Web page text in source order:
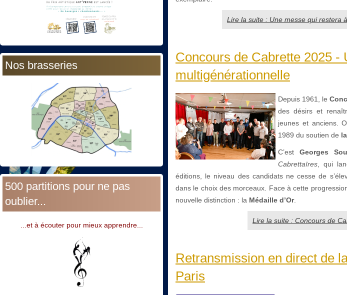
Nos brasseries
500 partitions pour ne pas
oublier...
...et à écouter pour mieux apprendre...
Lire la suite : Une messe qui restera
Concours de Cabrette 2025 -
multigénérationnelle
Depuis 1961, le
des désirs et
jeunes et anciens.
1989 du soutien de
C’estGeorges
Cabrettaïres , qui
éditions, le niveau des candidats ne cesse de
dans le choix des morceaux. Face à cette
nouvelle distinction : la Médaille d’Or.
Lire la suite : Concours de
Retransmission en direct de
Paris